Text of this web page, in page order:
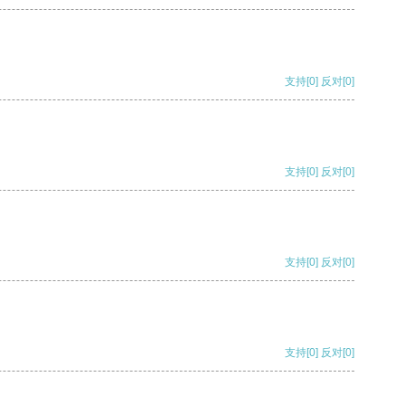
支持[0] 反对[0]
支持[0] 反对[0]
支持[0] 反对[0]
支持[0] 反对[0]